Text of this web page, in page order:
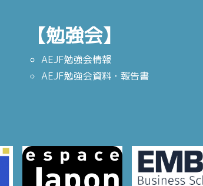
【勉強会】
AEJF勉強会情報
AEJF勉強会資料・報告書